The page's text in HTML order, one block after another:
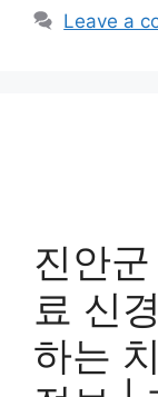
Leave a
진안
료 신
하는